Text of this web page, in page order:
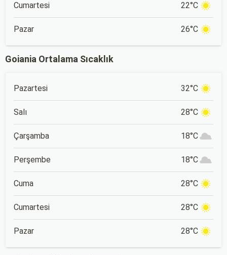
Cumartesi 22°C
Pazar 26°C
Goiania Ortalama Sıcaklık
Pazartesi 32°C
Salı 28°C
Çarşamba 18°C
Perşembe 18°C
Cuma 28°C
Cumartesi 28°C
Pazar 28°C